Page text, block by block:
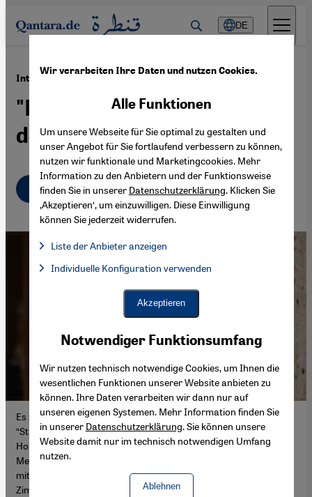
Direkt zum Inhalt springen
DE
Interview mit dem Historiker Jürgen Zimmerer ·29.01.2024
"Es braucht einen Aufstand
der Anständigen!“
Deutsch English عربي
Es zeige sich die Schwäche und die Problematik einer
“Staatsräson”, die – abgeleitet von der Singularität des
Holocaust – die universellen Lehren aus den
Menschheitsverbrechen des Dritten Reiches auf die Solidarität
mit Jüdinnen und Juden begrenzt, sagt der Historiker Jürgen
Zimmerer von der Universität Hamburg. (Foto: Sebastian Engels
Wir verarbeiten Ihre Daten und nutzen Cookies.
Notwendiger Funktionsumfang
Wir nutzen technisch notwendige Cookies, um Ihnen die
wesentlichen Funktionen unserer Website anbieten zu
können. Ihre Daten verarbeiten wir dann nur auf
unseren eigenen Systemen. Mehr Information finden Sie
in unserer Datenschutzerklärung. Sie können unsere
Website damit nur im technisch notwendigen Umfang
nutzen.
Ablehnen
Alle Funktionen
Um unsere Webseite für Sie optimal zu gestalten und
unser Angebot für Sie fortlaufend verbessern zu können,
nutzen wir funktionale und Marketingcookies. Mehr
Information zu den Anbietern und der Funktionsweise
finden Sie in unserer Datenschutzerklärung. Klicken Sie
‚Akzeptieren‘, um einzuwilligen. Diese Einwilligung
können Sie jederzeit widerrufen.
Liste der Anbieter anzeigen
Facebook Embed / Facebook Connect, Google Maps Embed,
Facebook Embed / Facebook Connect
Google Maps Embed
Individuelle Konfiguration verwenden
Akzeptieren